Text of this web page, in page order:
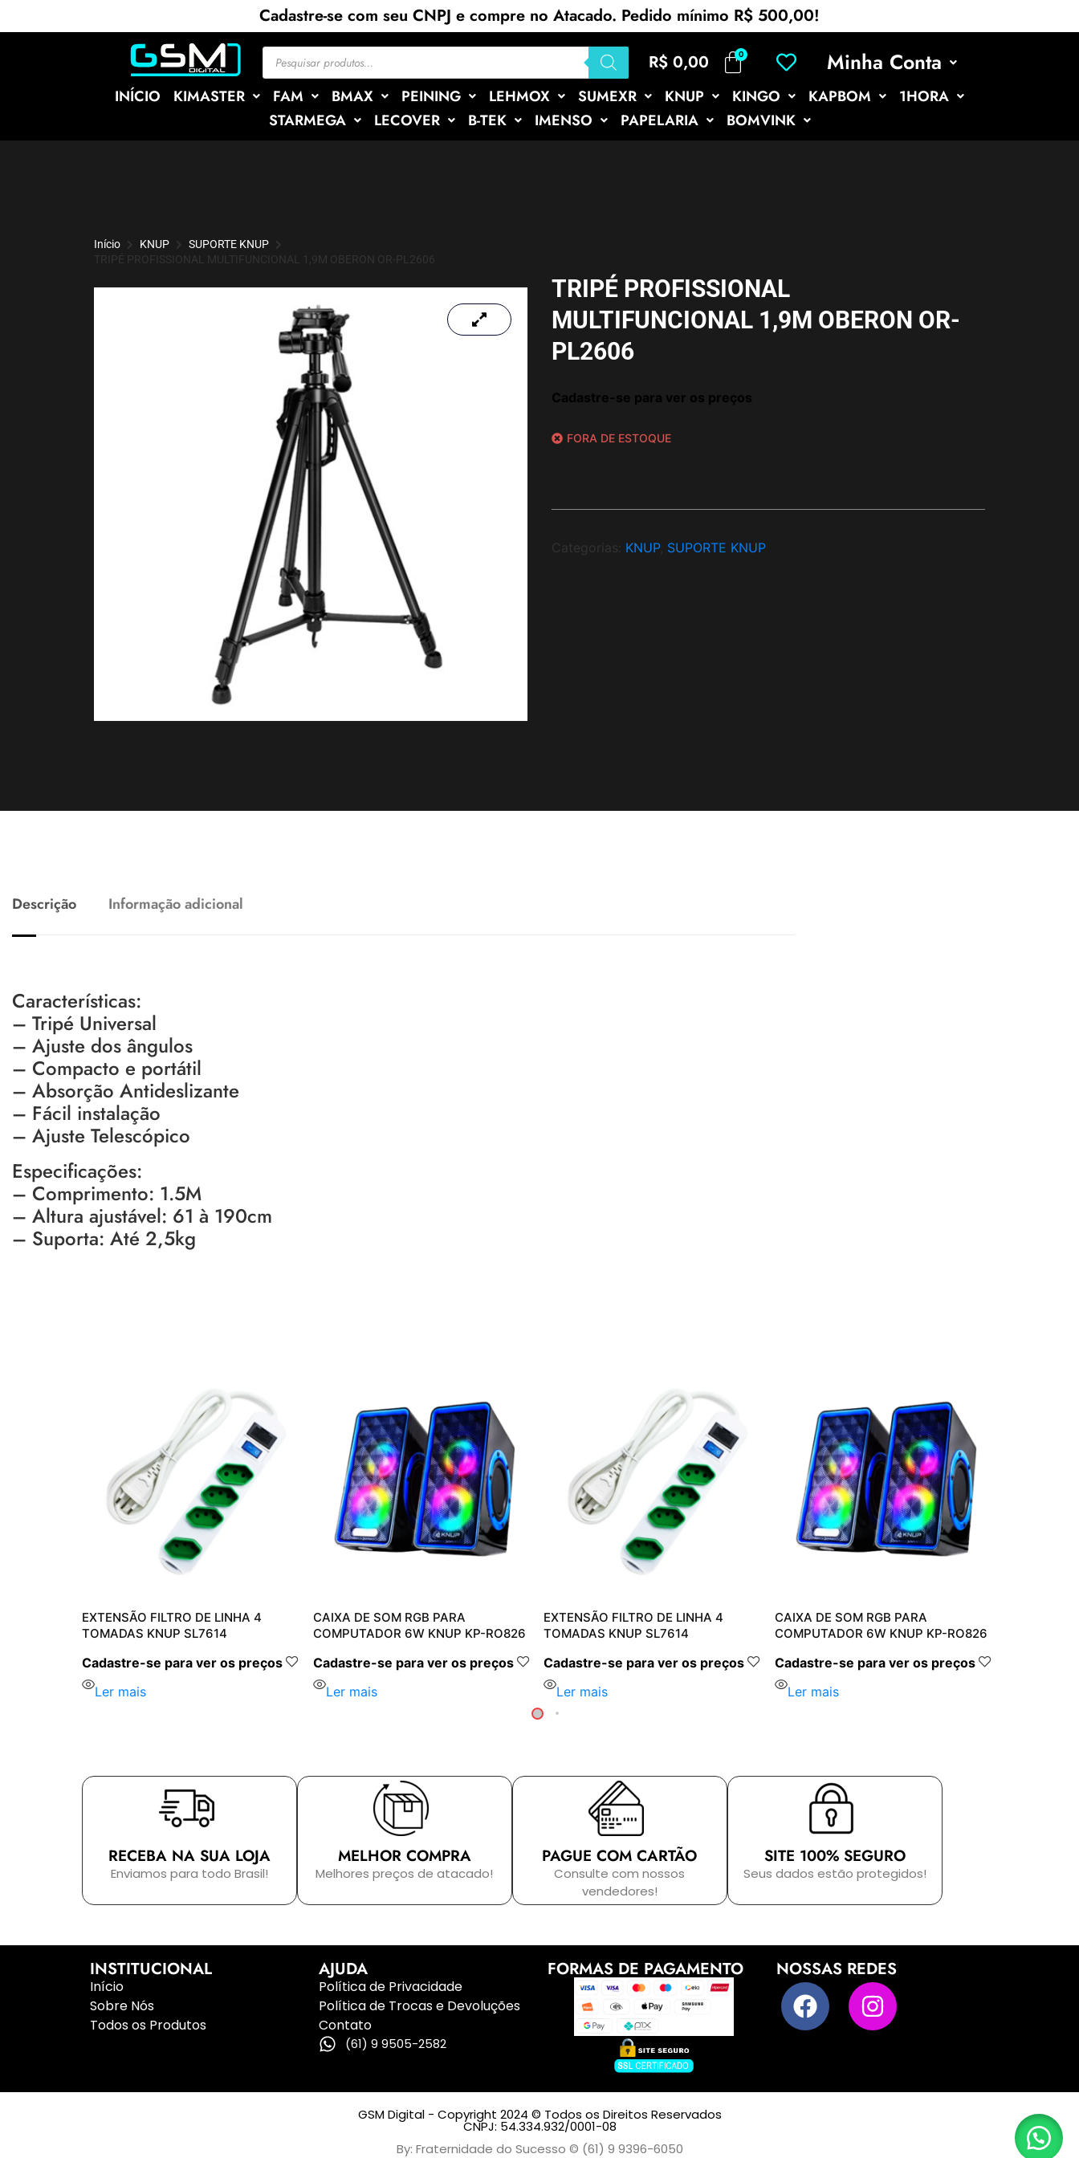
Cadastre-se com seu CNPJ e compre no Atacado. Pedido mínimo R$ 500,00!
R$ 0,00 Minha Conta
INÍCIO KIMASTER FAM BMAX PEINING LEHMOX SUMEXR KNUP KINGO KAPBOM
1HORA
STARMEGA
LECOVER B-TEK IMENSO PAPELARIA BOMVINK
Início KNUP
SUPORTE KNUP
TRIPÉ PROFISSIONAL MULTIFUNCIONAL 1,9M OBERON OR-PL2606
TRIPÉ PROFISSIONAL
MULTIFUNCIONAL 1,9M OBERON OR-
PL2606
Cadastre-se para ver os preços
FORA DE ESTOQUE
Categorias: KNUP, SUPORTE KNUP
Descrição Informação adicional
Características:
– Tripé Universal
– Ajuste dos ângulos
– Compacto e portátil
– Absorção Antideslizante
– Fácil instalação
– Ajuste Telescópico
Especificações:
– Comprimento: 1.5M
– Altura ajustável: 61 à 190cm
– Suporta: Até 2,5kg
EXTENSÃO FILTRO DE LINHA 4
TOMADAS KNUP SL7614
Cadastre-se para ver os preços
Ler mais
CAIXA DE SOM RGB PARA
COMPUTADOR 6W KNUP KP-RO826
Cadastre-se para ver os preços
Ler mais
EXTENSÃO FILTRO DE LINHA 4
TOMADAS KNUP SL7614
Cadastre-se para ver os preços
Ler mais
CAIXA DE SOM RGB PARA
COMPUTADOR 6W KNUP KP-RO826
Cadastre-se para ver os preços
Ler mais
RECEBA NA SUA LOJA
Enviamos para todo Brasil!
MELHOR COMPRA
Melhores preços de atacado!
PAGUE COM CARTÃO
Consulte com nossos
vendedores!
SITE 100% SEGURO
Seus dados estão protegidos!
INSTITUCIONAL
Início
Sobre Nós
Todos os Produtos
AJUDA
Política de Privacidade
Política de Trocas e Devoluções
Contato
(61) 9 9505-2582
FORMAS DE PAGAMENTO NOSSAS REDES
GSM Digital - Copyright 2024 © Todos os Direitos Reservados
CNPJ: 54.334.932/0001-08
By: Fraternidade do Sucesso © (61) 9 9396-6050